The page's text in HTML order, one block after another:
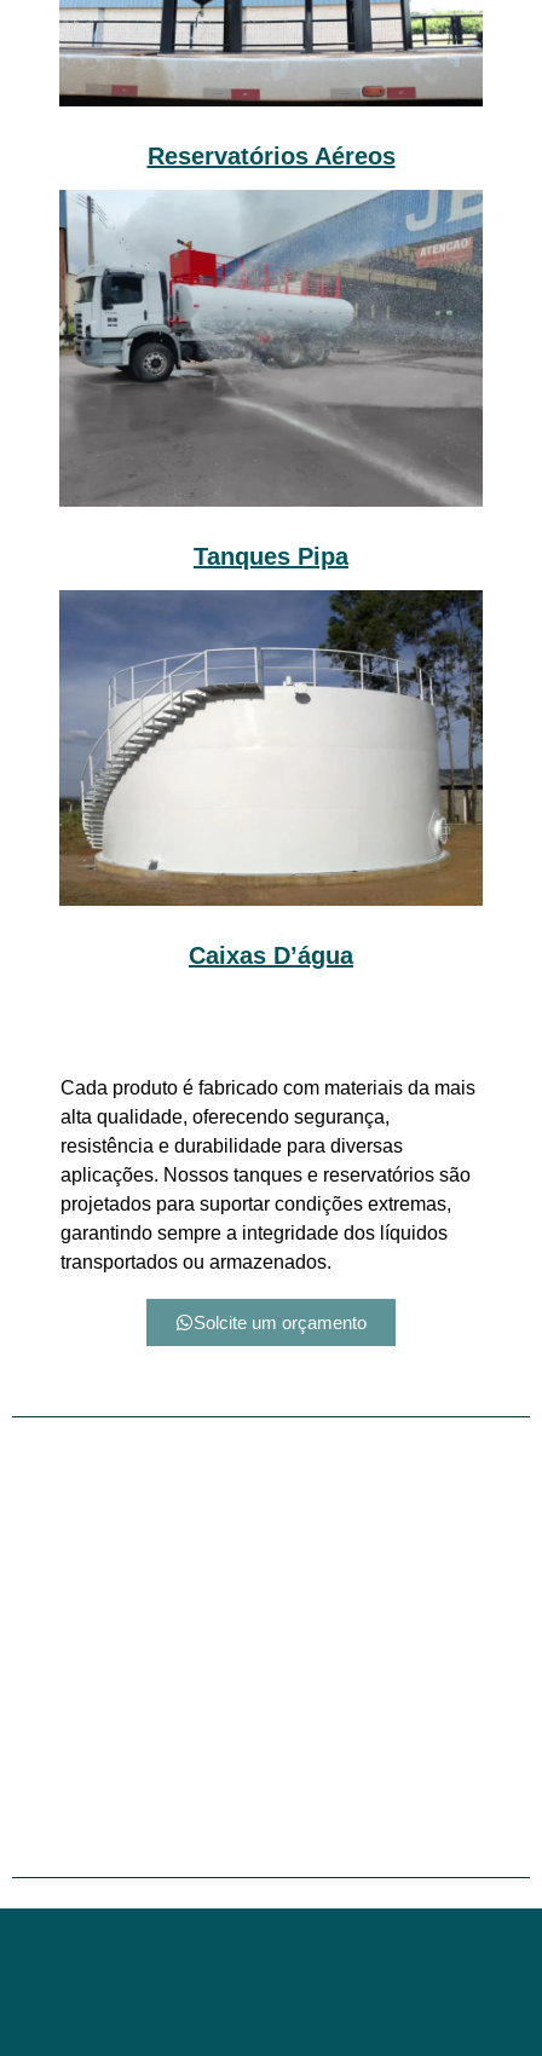
Reservatórios Aéreos
Tanques Pipa
Caixas D’água
Cada produto é fabricado com materiais da mais
alta qualidade, oferecendo segurança,
resistência e durabilidade para diversas
aplicações. Nossos tanques e reservatórios são
projetados para suportar condições extremas,
garantindo sempre a integridade dos líquidos
transportados ou armazenados.
Solcite um orçamento